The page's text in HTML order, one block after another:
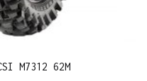
M7312 62M